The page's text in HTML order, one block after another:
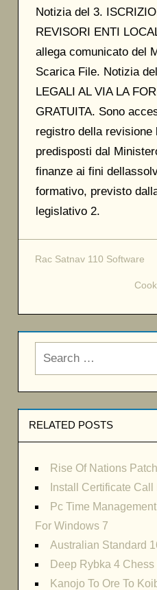
Notizia del 3.
REVISORI ENTI
allega comunicato del
Scarica File. Notizia
LEGALI AL VIA LA
GRATUITA. Sono
registro della revisione
predisposti dal
finanze ai fini
formativo, previsto
legislativo 2.
Rac Satnav 110 Software
RELATED POSTS
Rise Of Nations
Install Certificate Call
Pc Time Management Games
For Windows 7
Australian Standard
Deep Rybka 4
Kanojo To Ore To